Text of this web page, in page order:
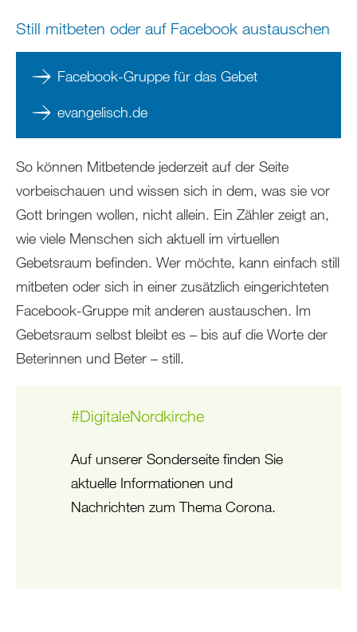
Still mitbeten oder auf Facebook austauschen
Facebook-Gruppe für das Gebet
evangelisch.de
So können Mitbetende jederzeit auf der Seite
vorbeischauen und wissen sich in dem, was sie vor
Gott bringen wollen, nicht allein. Ein Zähler zeigt an,
wie viele Menschen sich aktuell im virtuellen
Gebetsraum befinden. Wer möchte, kann einfach still
mitbeten oder sich in einer zusätzlich eingerichteten
Facebook-Gruppe mit anderen austauschen. Im
Gebetsraum selbst bleibt es – bis auf die Worte der
Beterinnen und Beter – still.
#DigitaleNordkirche
Auf unserer Sonderseite finden Sie
aktuelle Informationen und
Nachrichten zum Thema Corona.